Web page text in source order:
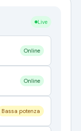
Live
Online
Online
Bassa potenza